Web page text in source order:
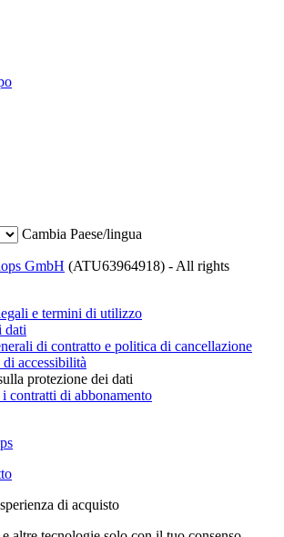
Cambia Paese/lingua
GmbH (ATU63964918) - All rights
e termini di utilizzo
dati
di contratto e politica di cancellazione
accessibilità
protezione dei dati
contratti di abbonamento
di acquisto